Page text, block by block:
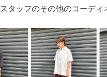
スタッフのその他のコーディ